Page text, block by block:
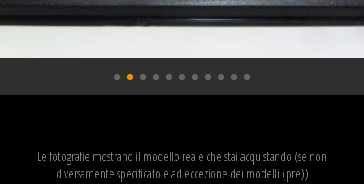
Le fotografie mostrano il modello reale che stai acquistando (se non
diversamente specificato e ad eccezione dei modelli (pre))